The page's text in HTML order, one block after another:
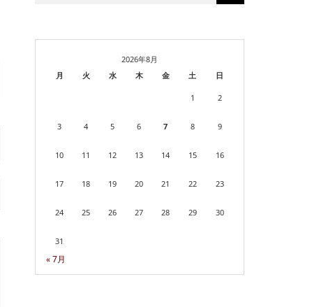
2026年8月
月
火 水 木 金 土 日
1 2
3 4 5 6 7 8 9
10 11 12 13 14 15 16
17 18 19 20 21 22 23
24 25 26 27 28 29 30
31
« 7月